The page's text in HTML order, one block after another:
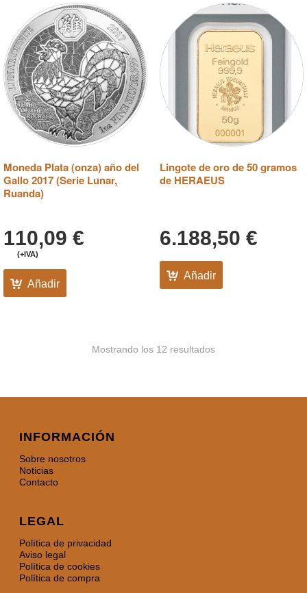
Moneda Plata (onza) año del
Gallo 2017 (Serie Lunar,
Ruanda)
110,09 €
(+IVA)
Añadir
Lingote de oro de 50 gramos
de HERAEUS
6.188,50 €
Añadir
Mostrando los 12 resultados
INFORMACIÓN
Sobre nosotros
Noticias
Contacto
LEGAL
Política de privacidad
Aviso legal
Política de cookies
Política de compra